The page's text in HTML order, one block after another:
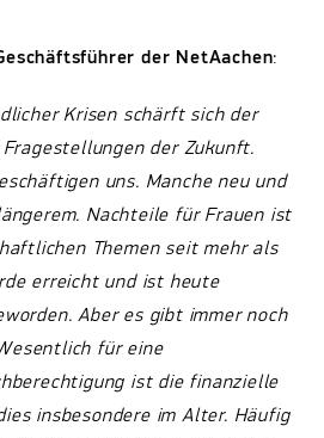
der NetAachen:
Krisen schärft sich der
der Zukunft.
uns. Manche neu und
Nachteile für Frauen ist
Themen seit mehr als
erreicht und ist heute
Aber es gibt immer noch
für eine
ist die finanzielle
insbesondere im Alter. Häufig